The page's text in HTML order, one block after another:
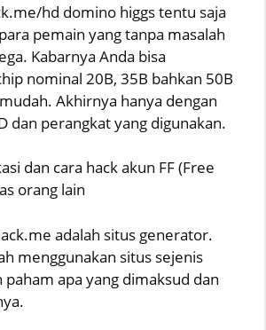
hd domino higgs tentu saja
pemain yang tanpa masalah
Kabarnya Anda bisa
nominal 20B, 35B bahkan 50B
Akhirnya hanya dengan
dan perangkat yang digunakan.
dan cara hack akun FF (Free
orang lain
adalah situs generator.
menggunakan situs sejenis
apa yang dimaksud dan